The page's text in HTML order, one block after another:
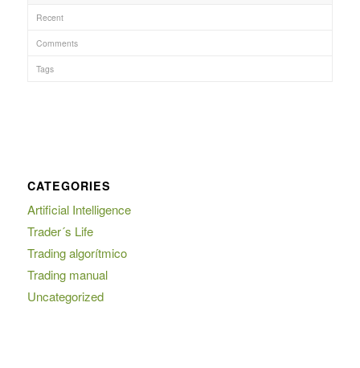
Recent
Comments
Tags
CATEGORIES
Artificial Intelligence
Trader´s Life
Trading algorítmico
Trading manual
Uncategorized